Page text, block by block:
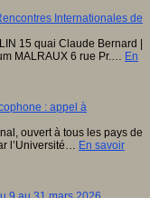
Internationales de
15 quai Claude Bernard |
MALRAUX 6 rue Pr.… En
: appel à
ouvert à tous les pays de
l’Université… En savoir